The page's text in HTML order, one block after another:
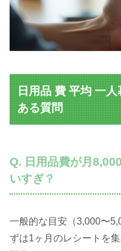
日用品 費 平均 一
ある質問
Q. 日用品費が月
いすぎ？
一般的な目安（3,000〜
ずは1ヶ月のレシートを